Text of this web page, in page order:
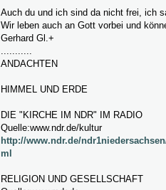
Auch du und ich sind da nicht frei, ich
Wir leben auch an Gott vorbei und
Gerhard Gl.+
...........
ANDACHTEN
HIMMEL UND ERDE
DIE "KIRCHE IM NDR" IM RADIO
Quelle:www.ndr.de/kultur
http://www.ndr.de/
ml
RELIGION UND GESELLSCHAFT